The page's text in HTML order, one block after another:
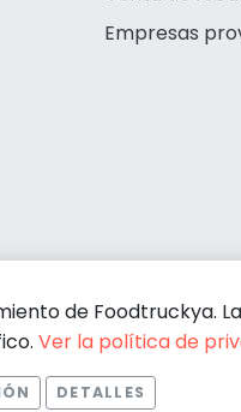
Empresas
de Foodtruckya.
Ver la política de
DETALLES